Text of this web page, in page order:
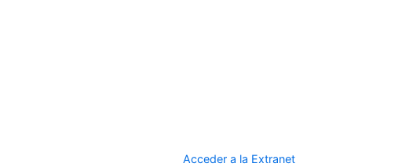
Acceder a la Extranet